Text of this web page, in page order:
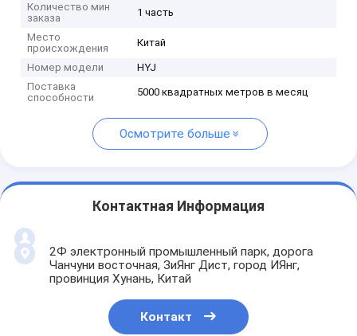
Количество мин
заказа
1 часть
Место
происхождения
Китай
Номер модели
HYJ
Поставка
способности
5000 квадратных метров в месяц
Осмотрите больше
Контактная Информация
2Ф электронный промышленный парк, дорога
Чанчуни восточная, ЗиЯнг Дист, город ИЯнг,
провинция Хунань, Китай
Контакт